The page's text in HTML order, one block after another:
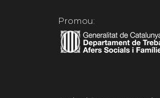
Promou: